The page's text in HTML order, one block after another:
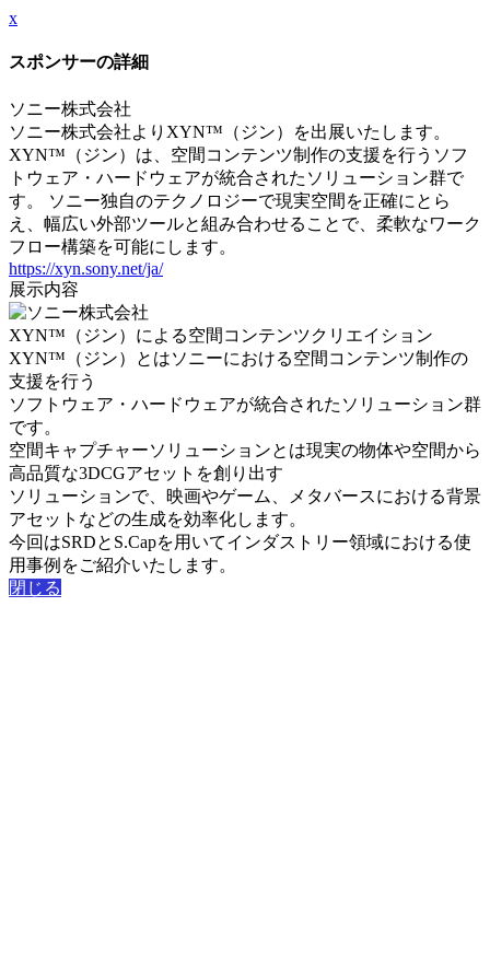
x
スポンサーの詳細
ソニー株式会社
ソニー株式会社よりXYN™（ジン）を出展いたします。
XYN™（ジン）は、空間コンテンツ制作の支援を行うソフ
トウェア・ハードウェアが統合されたソリューション群で
す。 ソニー独自のテクノロジーで現実空間を正確にとら
え、幅広い外部ツールと組み合わせることで、柔軟なワーク
フロー構築を可能にします。
https://xyn.sony.net/ja/
展示内容
XYN™（ジン）による空間コンテンツクリエイション
XYN™（ジン）とはソニーにおける空間コンテンツ制作の
支援を行う
ソフトウェア・ハードウェアが統合されたソリューション群
です。
空間キャプチャーソリューションとは現実の物体や空間から
高品質な3DCGアセットを創り出す
ソリューションで、映画やゲーム、メタバースにおける背景
アセットなどの生成を効率化します。
今回はSRDとS.Capを用いてインダストリー領域における使
用事例をご紹介いたします。
閉じる